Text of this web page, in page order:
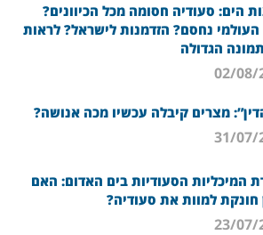
הים: סעודיה חסומה מכל הכיוונים?
נחסם? הזדמנות לישראל? לראות
הגדולה
מצרים קיבלה עכשיו מכה אנושה?
המיכליות הסעודיות בים האדום: האם
חונקת למוות את סעודיה?